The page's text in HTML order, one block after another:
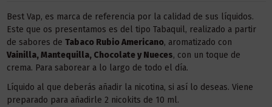
Best Vap, es marca de referencia por la calidad de sus líquidos.
Este que os presentamos es del tipo Tabaquil, realizado a partir
de sabores de Tabaco Rubio Americano, aromatizado con
Vainilla, Mantequilla, Chocolate y Nueces, con un toque de
crema. Para saborear a lo largo de todo el día.
Líquido al que deberás añadir la nicotina, si así lo deseas. Viene
preparado para añadirle 2 nicokits de 10 ml.